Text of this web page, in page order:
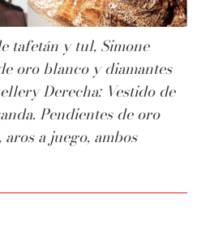
tafetán y tul, Simone
oro blanco y diamantes
Derecha: Vestido de
Pendientes de oro
a juego, ambos